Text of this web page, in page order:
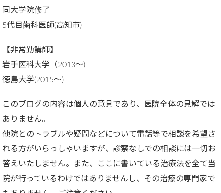
同大学院修了
5代目歯科医師(高知市)
【非常勤講師】
岩手医科大学（2013～)
徳島大学(2015～)
このブログの内容は個人の意見であり、医院全体の見解では
ありません。
他院とのトラブルや疑問などについて電話等で相談を希望さ
れる方がいらっしゃいますが、診察なしでの相談には一切お
答えいたしません。また、ここに書いている治療法を全て当
院が行っているわけではありませんし、その治療の専門家で